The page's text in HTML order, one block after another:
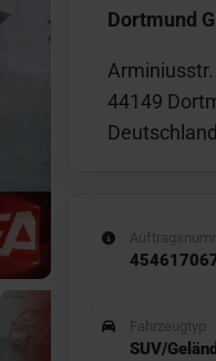
Dortmund
44149
Deutschland
Fahrzeugtyp
SUV/